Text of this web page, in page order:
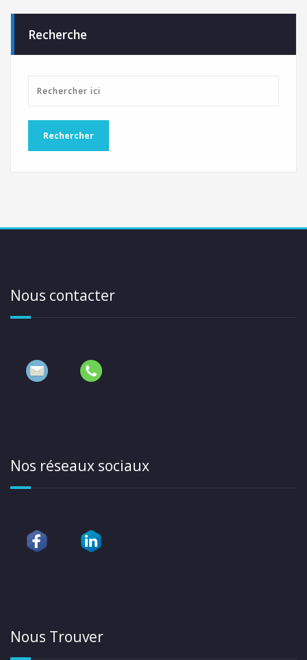
Recherche
Nous contacter
Nos réseaux sociaux
Nous Trouver